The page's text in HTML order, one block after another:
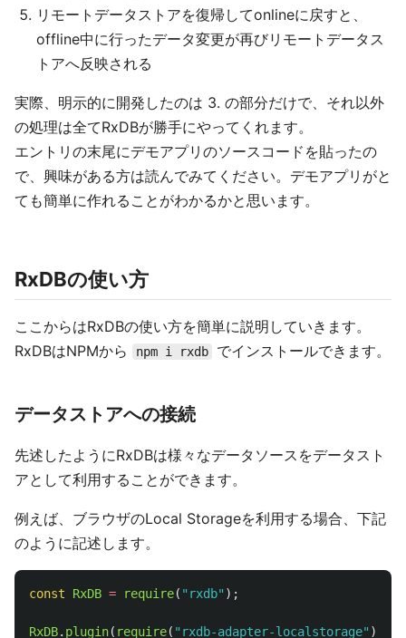
リモートデータストアを復帰してonlineに戻すと、
offline中に行ったデータ変更が再びリモートデータス
トアへ反映される
実際、明示的に開発したのは 3. の部分だけで、それ以外
の処理は全てRxDBが勝手にやってくれます。
エントリの末尾にデモアプリのソースコードを貼ったの
で、興味がある方は読んでみてください。デモアプリがと
ても簡単に作れることがわかるかと思います。
RxDBの使い方
ここからはRxDBの使い方を簡単に説明していきます。
RxDBはNPMから
npm i rxdb でインストールできます。
データストアへの接続
先述したようにRxDBは様々なデータソースをデータスト
アとして利用することができます。
例えば、ブラウザのLocal Storageを利用する場合、下記
のように記述します。
const RxDB = require( " rxdb" );
RxDB. plugin( require( " rxdb-adapter-localstorage" ));